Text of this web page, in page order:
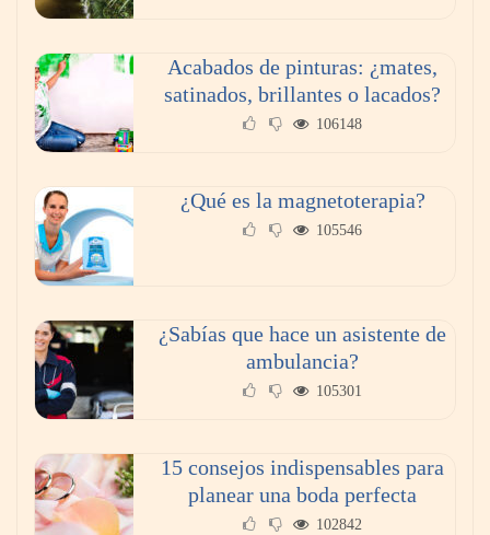
Aspectos a tener en cuenta para elegir el
¿Cuáles son las funciones de un abogado
laboral?
Acabados de pinturas: ¿mates,
satinados, brillantes o lacados?
106148
¿Qué es la magnetoterapia?
105546
¿Sabías que hace un asistente de
ambulancia?
105301
15 consejos indispensables para
planear una boda perfecta
102842